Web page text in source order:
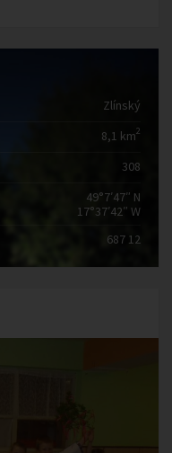
Zlínský
8,1 km2
308
49°7′47″ N
17°37′42″ W
687 12